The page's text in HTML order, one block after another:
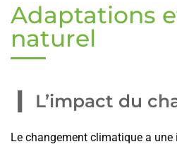
Adaptations
naturel
L’impact du
Le changement climatique a